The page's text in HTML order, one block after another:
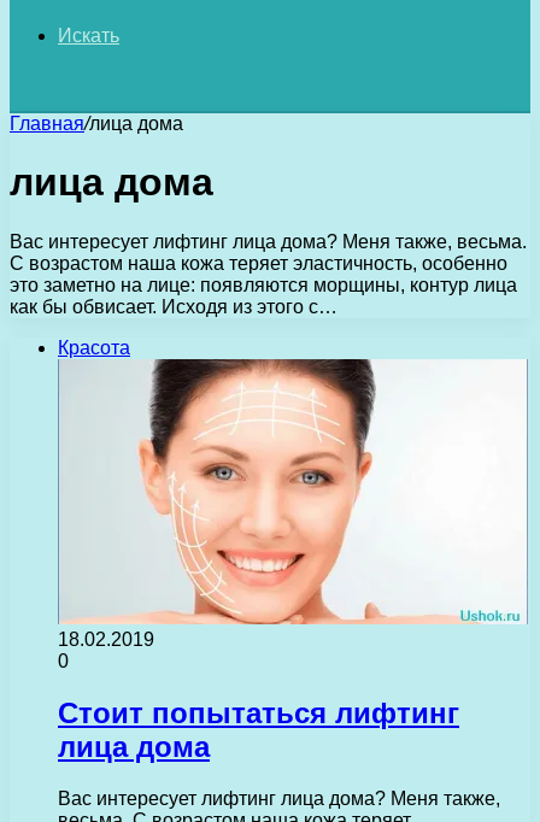
Искать
Главная/лица дома
лица дома
Вас интересует лифтинг лица дома? Меня также, весьма.
С возрастом наша кожа теряет эластичность, особенно
это заметно на лице: появляются морщины, контур лица
как бы обвисает. Исходя из этого с…
Красота
18.02.2019
0
Стоит попытаться лифтинг
лица дома
Вас интересует лифтинг лица дома? Меня также,